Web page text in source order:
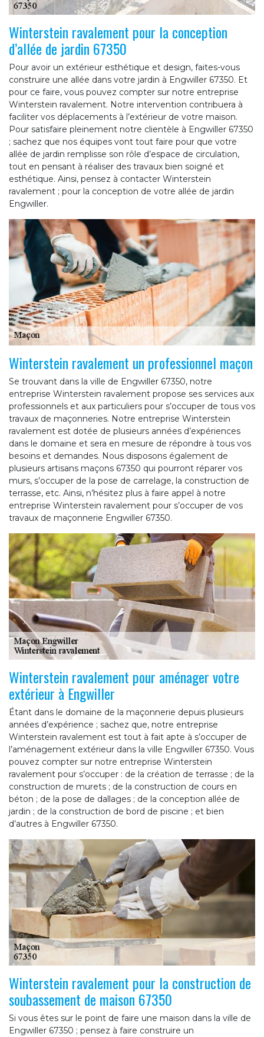
Winterstein ravalement pour la conception
d’allée de jardin 67350
Pour avoir un extérieur esthétique et design, faites-vous
construire une allée dans votre jardin à Engwiller 67350. Et
pour ce faire, vous pouvez compter sur notre entreprise
Winterstein ravalement. Notre intervention contribuera à
faciliter vos déplacements à l’extérieur de votre maison.
Pour satisfaire pleinement notre clientèle à Engwiller 67350
; sachez que nos équipes vont tout faire pour que votre
allée de jardin remplisse son rôle d’espace de circulation,
tout en pensant à réaliser des travaux bien soigné et
esthétique. Ainsi, pensez à contacter Winterstein
ravalement ; pour la conception de votre allée de jardin
Engwiller.
Winterstein ravalement un professionnel maçon
Se trouvant dans la ville de Engwiller 67350, notre
entreprise Winterstein ravalement propose ses services aux
professionnels et aux particuliers pour s’occuper de tous vos
travaux de maçonneries. Notre entreprise Winterstein
ravalement est dotée de plusieurs années d’expériences
dans le domaine et sera en mesure de répondre à tous vos
besoins et demandes. Nous disposons également de
plusieurs artisans maçons 67350 qui pourront réparer vos
murs, s’occuper de la pose de carrelage, la construction de
terrasse, etc. Ainsi, n’hésitez plus à faire appel à notre
entreprise Winterstein ravalement pour s’occuper de vos
travaux de maçonnerie Engwiller 67350.
Winterstein ravalement pour aménager votre
extérieur à Engwiller
Étant dans le domaine de la maçonnerie depuis plusieurs
années d’expérience ; sachez que, notre entreprise
Winterstein ravalement est tout à fait apte à s’occuper de
l’aménagement extérieur dans la ville Engwiller 67350. Vous
pouvez compter sur notre entreprise Winterstein
ravalement pour s’occuper : de la création de terrasse ; de la
construction de murets ; de la construction de cours en
béton ; de la pose de dallages ; de la conception allée de
jardin ; de la construction de bord de piscine ; et bien
d’autres à Engwiller 67350.
Winterstein ravalement pour la construction de
soubassement de maison 67350
Si vous êtes sur le point de faire une maison dans la ville de
Engwiller 67350 ; pensez à faire construire un